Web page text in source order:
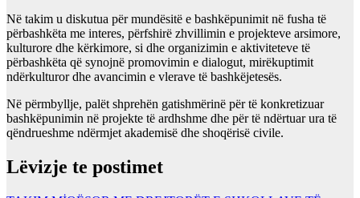
Në takim u diskutua për mundësitë e bashkëpunimit në fusha të
përbashkëta me interes, përfshirë zhvillimin e projekteve arsimore,
kulturore dhe kërkimore, si dhe organizimin e aktiviteteve të
përbashkëta që synojnë promovimin e dialogut, mirëkuptimit
ndërkulturor dhe avancimin e vlerave të bashkëjetesës.
Në përmbyllje, palët shprehën gatishmërinë për të konkretizuar
bashkëpunimin në projekte të ardhshme dhe për të ndërtuar ura të
qëndrueshme ndërmjet akademisë dhe shoqërisë civile.
Lëvizje te postimet